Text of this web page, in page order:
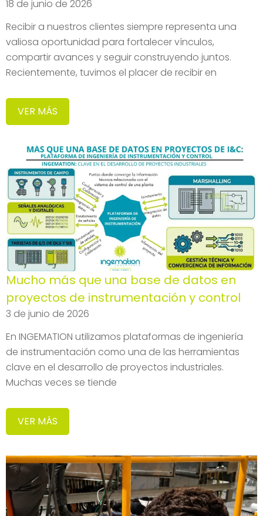
18 de junio de 2026
Recibir a nuestros clientes siempre representa una
valiosa oportunidad para fortalecer vínculos,
compartir avances y seguir construyendo juntos.
Recientemente, tuvimos el placer de recibir en
VER MÁS
Mucho más que una base de datos en
proyectos de instrumentación y control
3 de junio de 2026
En INGEMATION utilizamos plataformas de ingeniería
de instrumentación como una de las herramientas
clave en el desarrollo de proyectos industriales.
Muchas veces se tiende
VER MÁS